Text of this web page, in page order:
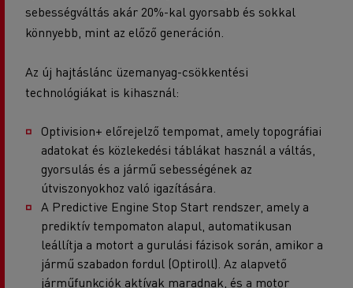
sebességváltás akár 20%-kal gyorsabb és sokkal
könnyebb, mint az előző generáción.
Az új hajtáslánc üzemanyag-csökkentési
technológiákat is kihasznál:
Optivision+ előrejelző tempomat, amely topográfiai
adatokat és közlekedési táblákat használ a váltás,
gyorsulás és a jármű sebességének az
útviszonyokhoz való igazítására.
A Predictive Engine Stop Start rendszer, amely a
prediktív tempomaton alapul, automatikusan
leállítja a motort a gurulási fázisok során, amikor a
jármű szabadon fordul (Optiroll). Az alapvető
járműfunkciók aktívak maradnak, és a motor